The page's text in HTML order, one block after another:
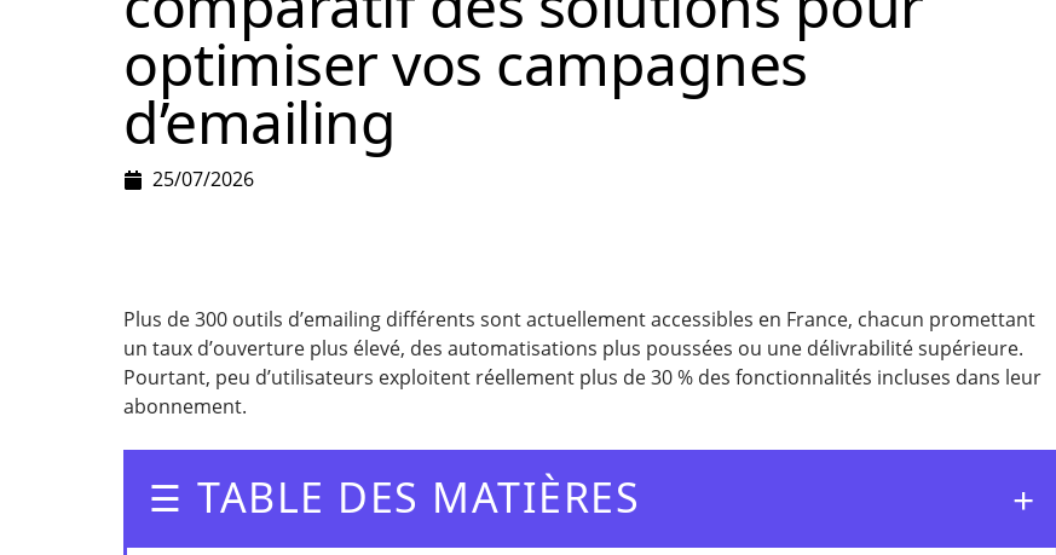
optimiser vos campagnes
d’emailing
25/07/2026
Plus de 300 outils d’emailing différents sont actuellement accessibles en France, chacun promettant
un taux d’ouverture plus élevé, des automatisations plus poussées ou une délivrabilité supérieure.
Pourtant, peu d’utilisateurs exploitent réellement plus de 30 % des fonctionnalités incluses dans leur
abonnement.
TABLE DES MATIÈRES